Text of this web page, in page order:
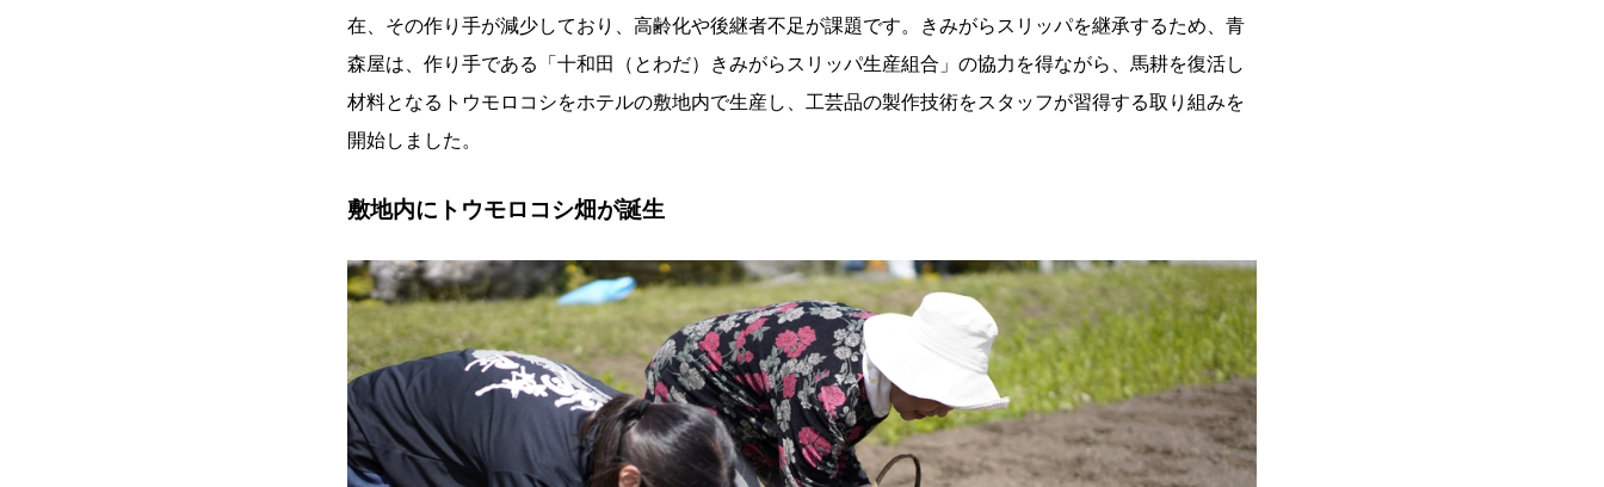
在、その作り手が減少しており、高齢化や後継者不足が課題です。きみがらスリッパを継承するため、青
森屋は、作り手である「十和田（とわだ）きみがらスリッパ生産組合」の協力を得ながら、馬耕を復活し
材料となるトウモロコシをホテルの敷地内で生産し、工芸品の製作技術をスタッフが習得する取り組みを
開始しました。
敷地内にトウモロコシ畑が誕生